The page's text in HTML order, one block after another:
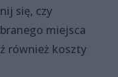
się, czy
miejsca
również koszty